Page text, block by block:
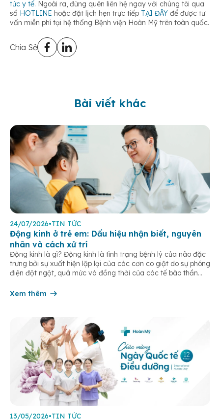
tức y tế. Ngoài ra, đừng quên liên hệ ngay với chúng tôi qua
số HOTLINE hoặc đặt lịch hẹn trực tiếp TẠI ĐÂY để được tư
vấn miễn phí tại hệ thống Bệnh viện Hoàn Mỹ trên toàn quốc.
Chia Sẻ
Bài viết khác
24/07/2026•TIN TỨC
Động kinh ở trẻ em: Dấu hiệu nhận biết, nguyên
nhân và cách xử trí
Động kinh là gì? Động kinh là tình trạng bệnh lý của não đặc
trưng bởi sự xuất hiện lặp lại của các cơn co giật do sự phóng
điện đột ngột, quá mức và đồng thời của các tế bào thần
Xem thêm
13/05/2026•TIN TỨC